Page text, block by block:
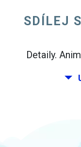
Nicméně,
v Dublinu a
SDÍLEJ
Detaily.